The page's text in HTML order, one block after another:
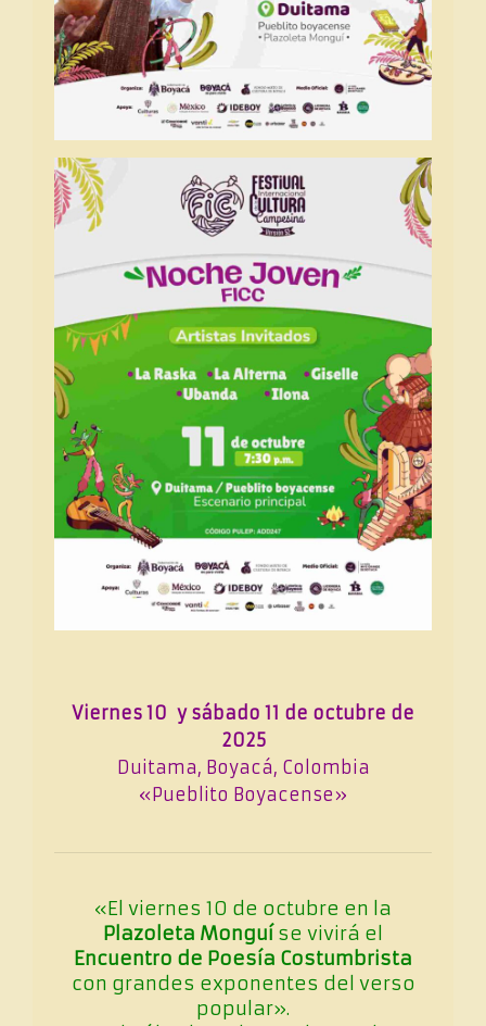
Viernes 10 y sábado 11 de octubre de
2025
Duitama, Boyacá, Colombia
«Pueblito Boyacense»
«El viernes 10 de octubre en la
Plazoleta Monguí se vivirá el
Encuentro de Poesía Costumbrista
con grandes exponentes del verso
popular».